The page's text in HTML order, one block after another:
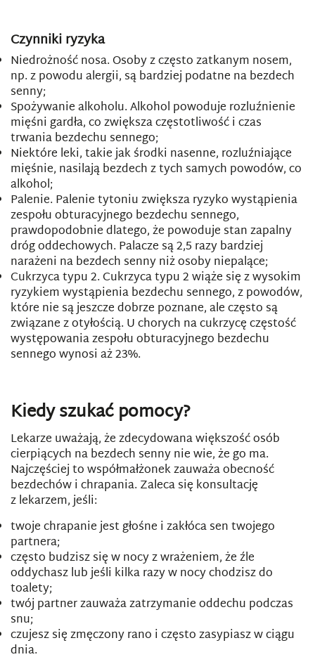
Czynniki ryzyka
Niedrożność nosa. Osoby z często zatkanym nosem,
np. z powodu alergii, są bardziej podatne na bezdech
senny;
Spożywanie alkoholu. Alkohol powoduje rozluźnienie
mięśni gardła, co zwiększa częstotliwość i czas
trwania bezdechu sennego;
Niektóre leki, takie jak środki nasenne, rozluźniające
mięśnie, nasilają bezdech z tych samych powodów, co
alkohol;
Palenie. Palenie tytoniu zwiększa ryzyko wystąpienia
zespołu obturacyjnego bezdechu sennego,
prawdopodobnie dlatego, że powoduje stan zapalny
dróg oddechowych. Palacze są 2,5 razy bardziej
narażeni na bezdech senny niż osoby niepalące;
Cukrzyca typu 2. Cukrzyca typu 2 wiąże się z wysokim
ryzykiem wystąpienia bezdechu sennego, z powodów,
które nie są jeszcze dobrze poznane, ale często są
związane z otyłością. U chorych na cukrzycę częstość
występowania zespołu obturacyjnego bezdechu
sennego wynosi aż 23%.
Kiedy szukać pomocy?
Lekarze uważają, że zdecydowana większość osób
cierpiących na bezdech senny nie wie, że go ma.
Najczęściej to współmałżonek zauważa obecność
bezdechów i chrapania. Zaleca się konsultację
z lekarzem, jeśli:
twoje chrapanie jest głośne i zakłóca sen twojego
partnera;
często budzisz się w nocy z wrażeniem, że źle
oddychasz lub jeśli kilka razy w nocy chodzisz do
toalety;
twój partner zauważa zatrzymanie oddechu podczas
snu;
czujesz się zmęczony rano i często zasypiasz w ciągu
dnia.